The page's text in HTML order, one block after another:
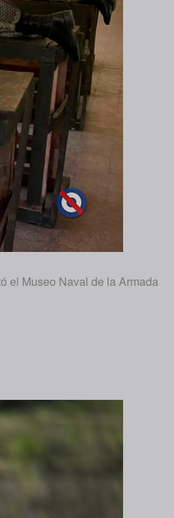
el Museo Naval de la Armada